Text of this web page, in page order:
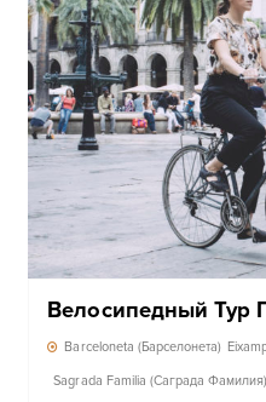
Велосипедный Тур
Barceloneta (Барселонета)
Sagrada Familia (Саграда Фамилия)